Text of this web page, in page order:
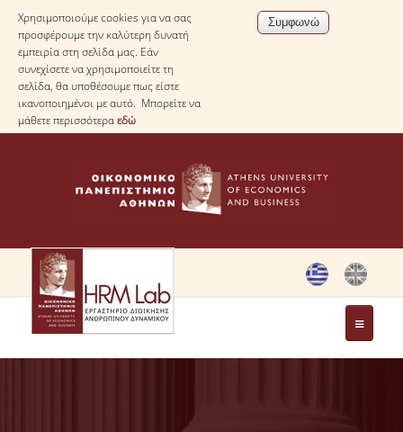
Χρησιμοποιούμε cookies για να σας
προσφέρουμε την καλύτερη δυνατή
εμπειρία στη σελίδα μας. Εάν
συνεχίσετε να χρησιμοποιείτε τη
σελίδα, θα υποθέσουμε πως είστε
ικανοποιημένοι με αυτό. Μπορείτε να
μάθετε περισσότεραεδώ
ΤΟ ΕΡΓΑΣΤΗΡΙΟ